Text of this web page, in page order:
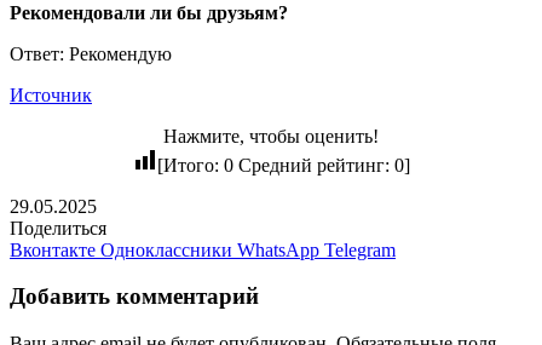
Рекомендовали ли бы друзьям?
Ответ: Рекомендую
Источник
Нажмите, чтобы оценить!
[Итого: 0Средний рейтинг: 0]
29.05.2025
Поделиться
Вконтакте Одноклассники WhatsApp Telegram
Добавить комментарий